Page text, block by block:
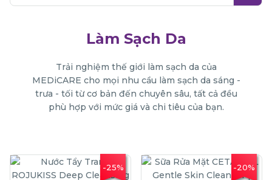
Làm Sạch Da
Trải nghiệm thế giới làm sạch da của
MEDiCARE cho mọi nhu cầu làm sạch da sáng -
trưa - tối từ cơ bản đến chuyên sâu, tất cả đều
phù hợp với mức giá và chi tiêu của bạn.
-25% -20%